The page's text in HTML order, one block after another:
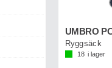
Ryggsäck
18 i lager